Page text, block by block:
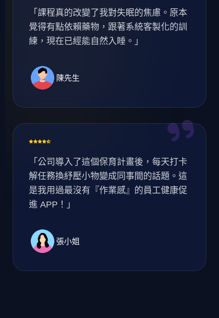
「課程真的改變了我對失眠的焦慮。原本
覺得有點依賴藥物，跟著系統客製化的訓
練，現在已經能自然入睡。」
陳先生
「公司導入了這個保育計畫後，每天打卡
解任務換紓壓小物變成同事間的話題。這
是我用過最沒有『作業感』的員工健康促
進 APP！」
張小姐